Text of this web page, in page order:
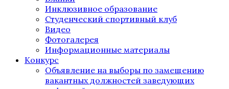
Инклюзивное образование
Студенческий спортивный клуб
Видео
Фотогалерея
Информационные материалы
Конкурс
Объявление на выборы по замещению
вакантных должностей заведующих